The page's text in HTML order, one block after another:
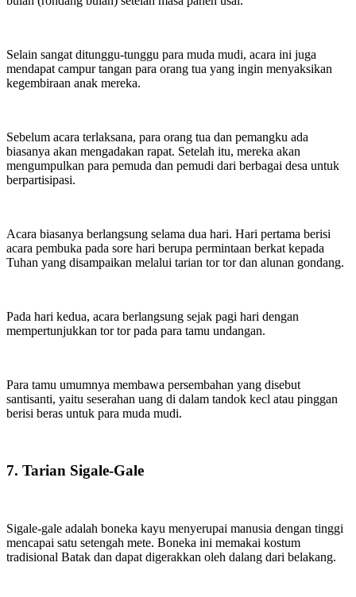
Selain sangat ditunggu-tunggu para muda mudi, acara ini juga
mendapat campur tangan para orang tua yang ingin menyaksikan
kegembiraan anak mereka.
Sebelum acara terlaksana, para orang tua dan pemangku ada
biasanya akan mengadakan rapat. Setelah itu, mereka akan
mengumpulkan para pemuda dan pemudi dari berbagai desa untuk
berpartisipasi.
Acara biasanya berlangsung selama dua hari. Hari pertama berisi
acara pembuka pada sore hari berupa permintaan berkat kepada
Tuhan yang disampaikan melalui tarian tor tor dan alunan gondang.
Pada hari kedua, acara berlangsung sejak pagi hari dengan
mempertunjukkan tor tor pada para tamu undangan.
Para tamu umumnya membawa persembahan yang disebut
santisanti, yaitu seserahan uang di dalam tandok kecl atau pinggan
berisi beras untuk para muda mudi.
7. Tarian Sigale-Gale
Sigale-gale adalah boneka kayu menyerupai manusia dengan tinggi
mencapai satu setengah mete. Boneka ini memakai kostum
tradisional Batak dan dapat digerakkan oleh dalang dari belakang.